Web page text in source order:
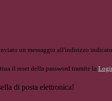
un messaggio all'indirizzo
il reset della password tramite la
di posta elettronica!